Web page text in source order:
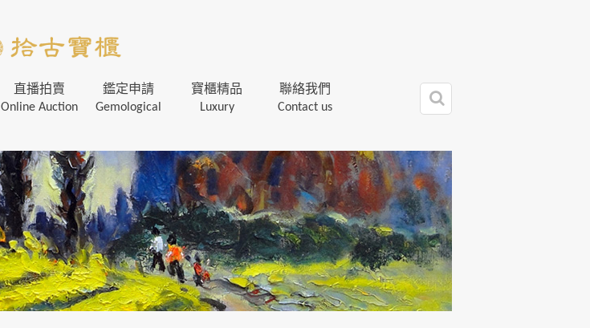
直播拍賣
Online Auction
鑑定申請
Gemological
寶櫃精品
Luxury
聯絡我們
Contact us